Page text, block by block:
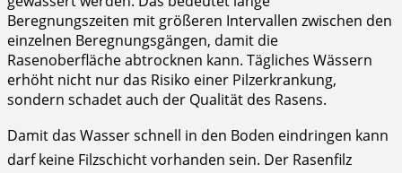
Beregnungszeiten mit größeren Intervallen zwischen den
einzelnen Beregnungsgängen, damit die
Rasenoberfläche abtrocknen kann. Tägliches Wässern
erhöht nicht nur das Risiko einer Pilzerkrankung,
sondern schadet auch der Qualität des Rasens.
Damit das Wasser schnell in den Boden eindringen kann
darf keine Filzschicht vorhanden sein. Der Rasenfilz